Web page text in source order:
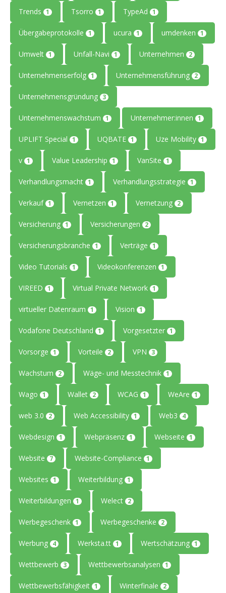
Trends 1 Tsorro 1 TypeAd 1
Übergabeprotokolle 1 ucura 1 umdenken 1
Umwelt 1 Unfall-Navi 1 Unternehmen 2
Unternehmenserfolg 1 Unternehmensführung 2
Unternehmensgründung 3
Unternehmenswachstum 1 Unternehmer:innen 1
UPLIFT Special 1 UQBATE 1 Uze Mobility 1
v 1 Value Leadership 1 VanSite 1
Verhandlungsmacht 1 Verhandlungsstrategie 1
Verkauf 1 Vernetzen 1 Vernetzung 2
Versicherung 1 Versicherungen 2
Versicherungsbranche 1 Verträge 1
Video Tutorials 1 Videokonferenzen 1
VIREED 1 Virtual Private Network 1
virtueller Datenraum 1 Vision 1
Vodafone Deutschland 1 Vorgesetzter 1
Vorsorge 1 Vorteile 2 VPN 3
Wachstum 2 Wäge- und Messtechnik 1
Wago 1 Wallet 2 WCAG 1 WeAre 1
web 3.0 2 Web Accessibility 1 Web3 4
Webdesign 1 Webpräsenz 1 Webseite 1
Website 7 Website-Compliance 1
Websites 1 Weiterbildung 1
Weiterbildungen 1 Welect 2
Werbegeschenk 1 Werbegeschenke 2
Werbung 4 Werksta.tt 1 Wertschätzung 1
Wettbewerb 3 Wettbewerbsanalysen 1
Wettbewerbsfähigkeit 1 Winterfinale 2